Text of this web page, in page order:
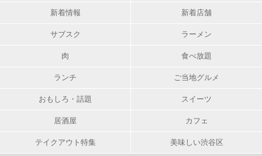
新着情報 新着店舗
サブスク ラーメン
肉 食べ放題
ランチ ご当地グルメ
おもしろ・話題 スイーツ
居酒屋 カフェ
テイクアウト特集 美味しい渋谷区